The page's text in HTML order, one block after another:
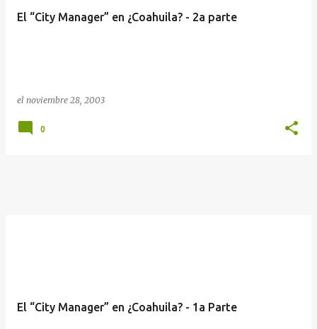
El “City Manager” en ¿Coahuila? - 2a parte
el noviembre 28, 2003
0
El “City Manager” en ¿Coahuila? - 1a Parte